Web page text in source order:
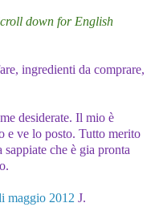
down for English
ingredienti da comprare,
desiderate. Il mio è
e ve lo posto. Tutto merito
che è gia pronta
maggio 2012 J.